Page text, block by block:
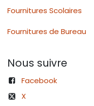
Fournitures Scolaires
Fournitures de Bureau
Nous suivre
Facebook
X